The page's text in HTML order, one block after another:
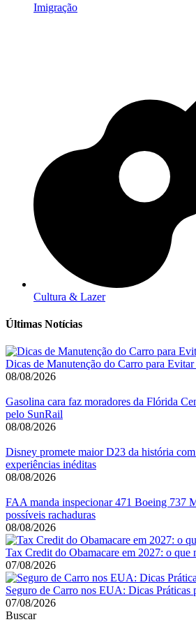
Imigração
Cultura & Lazer
Últimas Notícias
Dicas de Manutenção do Carro para
08/08/2026
Gasolina cara faz moradores da Flórida
pelo SunRail
08/08/2026
Disney promete maior D23 da história
experiências inéditas
08/08/2026
FAA manda inspecionar 471 Boeing 737
possíveis rachaduras
08/08/2026
Tax Credit do Obamacare em 2027: o que
07/08/2026
Seguro de Carro nos EUA: Dicas Práticas
07/08/2026
Buscar